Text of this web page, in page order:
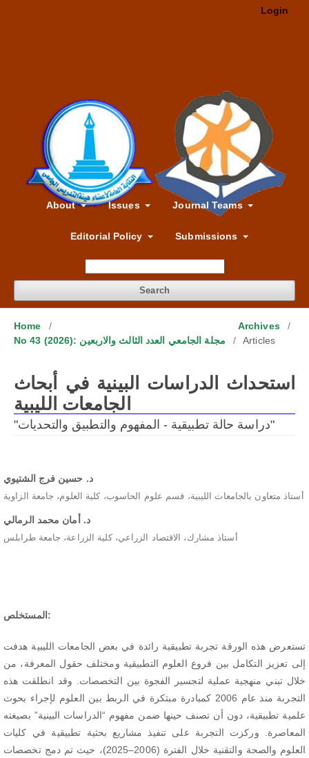
About Issues Journal Teams
Editorial Policy Submissions
Search
Login
Home / Archives
/
No 43 (2026): مجلة الجامعي العدد الثالث والاربعين
/ Articles
استحداث الدراسات البينية في أبحاث
الجامعات الليبية
"دراسة حالة تطبيقية - المفهوم والتطبيق والتحديات"
د. حسين فرج الشتيوي
أستاذ متعاون بالجامعات الليبية، قسم علوم الحاسوب، كلية العلوم، جامعة الزاوية
د. أمان محمد الرمالي
أستاذ مشارك، الاقتصاد الزراعي، كلية الزراعة، جامعة طرابلس
المستخلص:
تستعرض هذه الورقة تجربة تطبيقية رائدة في بعض الجامعات الليبية هدفت
إلى تعزيز التكامل بين فروع العلوم التطبيقية ومختلف حقول المعرفة، من
خلال تبني منهجية عملية لتجسير الفجوة بين التخصصات. وقد انطلقت هذه
التجربة منذ عام 2006 كمبادرة مبتكرة في الربط بين العلوم لإجراء بحوث
علمية تطبيقية، دون أن تصنف حينها ضمن مفهوم “الدراسات البينية” بصيغته
المعاصرة. وركزت التجربة على تنفيذ مشاريع بحثية تطبيقية في كليات
العلوم والصحة والتقنية خلال الفترة (2006–2025)، حيث تم دمج تخصصات